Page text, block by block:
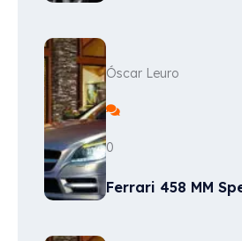
Óscar Leuro
0
Ferrari 458 MM